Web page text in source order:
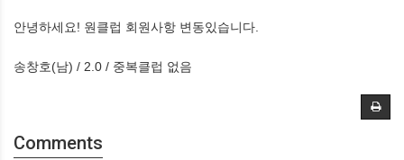
안녕하세요! 원클럽 회원사항 변동있습니다.
송창호(남) / 2.0 / 중복클럽 없음
Comments